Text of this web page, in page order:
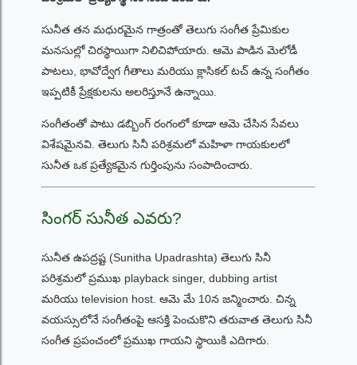
సునీత తన మధురమైన గాత్రంతో తెలుగు సంగీత ప్రేమికుల
మనసుల్లో చిరస్థాయిగా నిలిచిపోయారు. ఆమె పాడిన మెలోడీ
పాటలు, భావోద్వేగ గీతాలు మరియు క్లాసికల్ టచ్ ఉన్న సంగీతం
ఇప్పటికీ ప్రేక్షకులను అలరిస్తూనే ఉన్నాయి.
సంగీతంతో పాటు డబ్బింగ్ రంగంలో కూడా ఆమె చేసిన సేవలు
విశేషమైనవి. తెలుగు సినీ పరిశ్రమలో మహిళా గాయకులలో
సునీత ఒక ప్రత్యేకమైన గుర్తింపును సంపాదించారు.
సింగర్ సునీత ఎవరు?
సునీత ఉపద్రష్ట (Sunitha Upadrashta) తెలుగు సినీ
పరిశ్రమలో ప్రముఖ playback singer, dubbing artist
మరియు television host. ఆమె మే 10న జన్మించారు. చిన్న
వయస్సులోనే సంగీతంపై ఆసక్తి పెంచుకొని తరువాత తెలుగు సినీ
సంగీత ప్రపంచంలో ప్రముఖ గాయని స్థాయికి ఎదిగారు.